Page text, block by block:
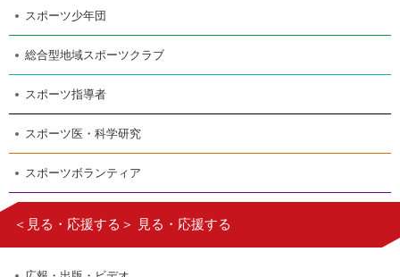
スポーツ少年団
総合型地域スポーツクラブ
スポーツ指導者
スポーツ医・科学研究
スポーツボランティア
＜見る・応援する＞ 見る・応援する